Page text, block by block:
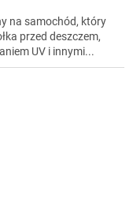
na samochód, który
przed deszczem,
UV i innymi...